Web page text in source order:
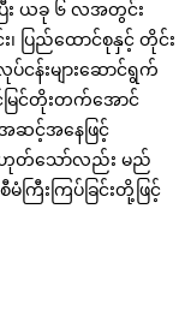
း ယခု ၆ လအတွင်း
ပြည်ထောင်စုနှင့် တိုင်း
ငန်းများဆောင်ရွက်
မြင်တိုးတက်အောင်
ဆင့်အနေဖြင့်
တ်သော်လည်း မည်
ြီးကြပ်ခြင်းတို့ဖြင့်